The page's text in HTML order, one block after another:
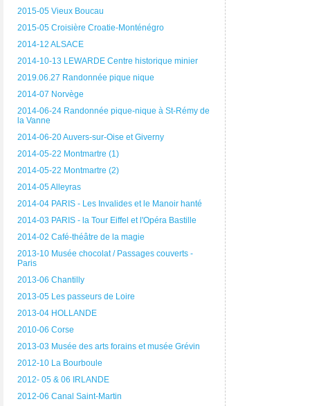
2015-05 Vieux Boucau
2015-05 Croisière Croatie-Monténégro
2014-12 ALSACE
2014-10-13 LEWARDE Centre historique minier
2019.06.27 Randonnée pique nique
2014-07 Norvège
2014-06-24 Randonnée pique-nique à St-Rémy de
la Vanne
2014-06-20 Auvers-sur-Oise et Giverny
2014-05-22 Montmartre (1)
2014-05-22 Montmartre (2)
2014-05 Alleyras
2014-04 PARIS - Les Invalides et le Manoir hanté
2014-03 PARIS - la Tour Eiffel et l'Opéra Bastille
2014-02 Café-théâtre de la magie
2013-10 Musée chocolat / Passages couverts -
Paris
2013-06 Chantilly
2013-05 Les passeurs de Loire
2013-04 HOLLANDE
2010-06 Corse
2013-03 Musée des arts forains et musée Grévin
2012-10 La Bourboule
2012- 05 & 06 IRLANDE
2012-06 Canal Saint-Martin